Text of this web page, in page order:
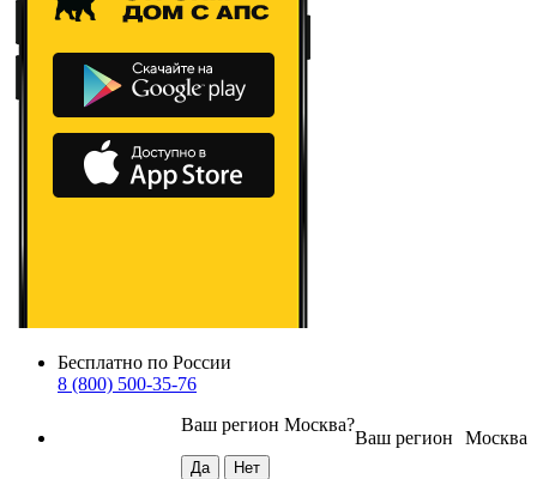
Бесплатно по России
8 (800) 500-35-76
Москва
Ваш регион
Ваш регион Москва?